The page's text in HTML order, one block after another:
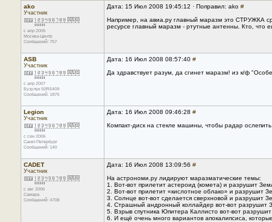
ako
Участник
с апр 2005
Москва-Центр
Сообщений: 757
Дата: 15 Июл 2008 19:45:12 · Поправил: ako #
Например, на авиа.ру главный маразм это СТРУЖКА
ресурсе главный маразм - ртутные антенны. Кто, что
ASB
Участник
с апр 2007
Бузулук 50RS409
Сообщений: 1875
Дата: 16 Июл 2008 08:57:40 #
Да здравствует разум, да сгинет маразм! из к/ф
Legion
Участник
с сен 2006
Санкт-Петербург
Сообщений: 140
Дата: 16 Июл 2008 09:46:28 #
Компакт-диск на стекле машины, чтобы радар
CADET
Участник
с авг 2006
Самара
Сообщений: 4708
Дата: 16 Июл 2008 13:09:56 #
На астрономи.ру лидируют маразматические темы:
1. Вот-вот прилетит астероид (комета) и разрушит
2. Вот-вот прилетит «кислотное облако» и разрушит
3. Солнце вот-вот сделается сверхновой и разрушит
4. Страшный андронный коллайдер вот-вот разрушит
5. Взрыв спутника Юпитера Каллисто вот-вот
6. И ещё очень много вариантов апокалипсиса,